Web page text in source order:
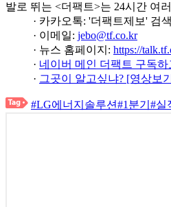
발로 뛰는 <더팩트>는 24시간 여
· 카카오톡: '더팩트제보' 검색
· 이메일: jebo@tf.co.kr
· 뉴스 홈페이지: https://
· 네이버 메인 더팩트 구독
· 그곳이 알고싶냐? [영상보
#LG에너지솔루션#1분기 #실